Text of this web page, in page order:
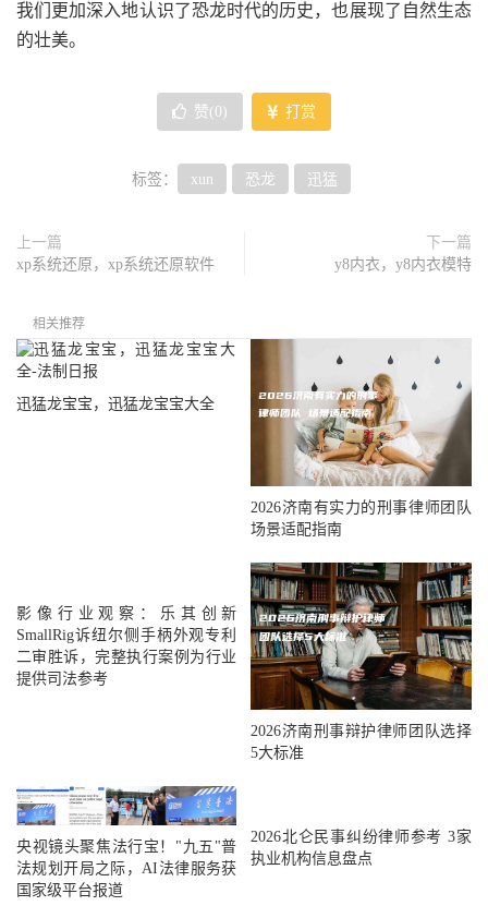
我们更加深入地认识了恐龙时代的历史，也展现了自然生态
的壮美。
赞( 0 ) 打赏
标签： xun 恐龙 迅猛
上一篇
xp系统还原，xp系统还原软件
下一篇
y8内衣，y8内衣模特
相关推荐
迅猛龙宝宝，迅猛龙宝宝大全
2026济南有实力的刑事律师团队
场景适配指南
影像行业观察：乐其创新
SmallRig诉纽尔侧手柄外观专利
二审胜诉，完整执行案例为行业
提供司法参考
2026济南刑事辩护律师团队选择
5大标准
央视镜头聚焦法行宝！"九五"普
法规划开局之际，AI法律服务获
国家级平台报道
2026北仑民事纠纷律师参考 3家
执业机构信息盘点